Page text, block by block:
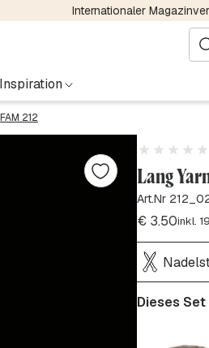
Internationaler
212
Lang
Art.Nr
€3.50inkl.
Dieses